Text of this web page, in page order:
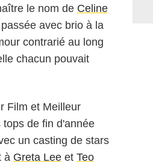
le nom de Celine
avec brio à la
contrarié au long
chacun pouvait
Film et Meilleur
de fin d'année
un casting de stars
à Greta Lee et Teo